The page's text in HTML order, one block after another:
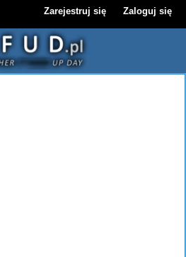
Zarejestruj się Zaloguj się